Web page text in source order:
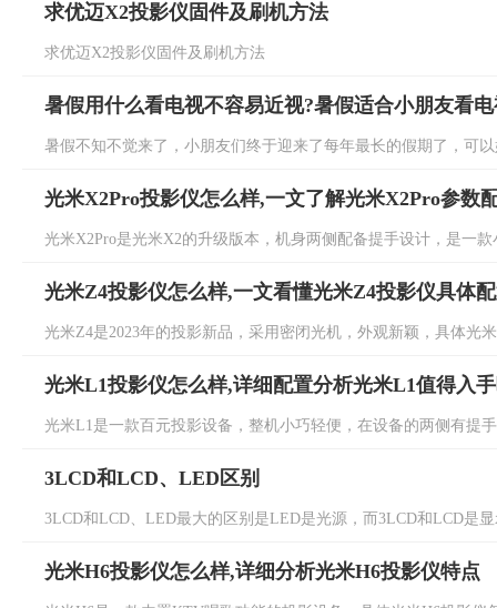
求优迈X2投影仪固件及刷机方法
求优迈X2投影仪固件及刷机方法
暑假用什么看电视不容易近视?暑假适合小朋友看
暑假不知不觉来了，小朋友们终于迎来了每年最长的假期了，可
光米X2Pro投影仪怎么样,一文了解光米X2Pro参数
光米X2Pro是光米X2的升级版本，机身两侧配备提手设计，是一
光米Z4投影仪怎么样,一文看懂光米Z4投影仪具体
光米Z4是2023年的投影新品，采用密闭光机，外观新颖，具体光
光米L1投影仪怎么样,详细配置分析光米L1值得入
光米L1是一款百元投影设备，整机小巧轻便，在设备的两侧有提
3LCD和LCD、LED区别
3LCD和LCD、LED最大的区别是LED是光源，而3LCD和LCD是
光米H6投影仪怎么样,详细分析光米H6投影仪特点